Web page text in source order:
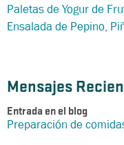
Paletas de Yogur de
Ensalada de Pepino,
Mensajes
Entrada en el blog
Preparación de